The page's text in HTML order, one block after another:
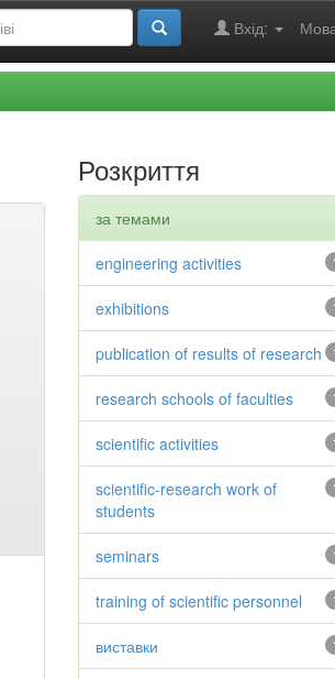
Вхід:
Розкриття
за темами
engineering activities
exhibitions
publication of results of research
research schools of faculties
scientific activities
scientific-research work of
students
seminars
training of scientific personnel
виставки